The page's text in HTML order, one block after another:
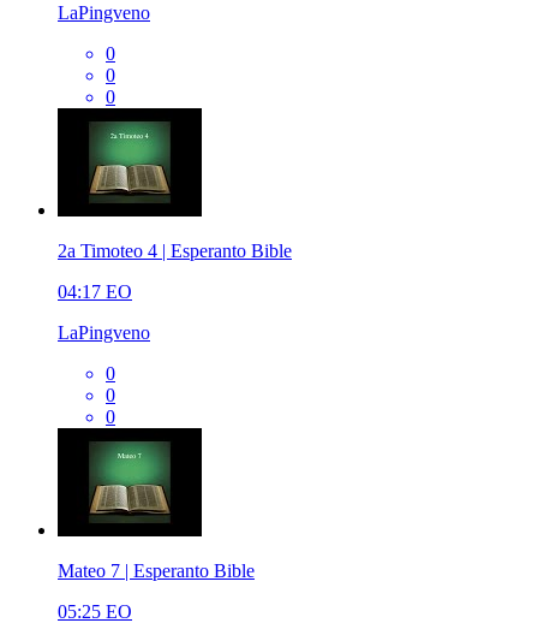
LaPingveno
0
0
0
2a Timoteo 4 | Esperanto Bible
04:17 EO
LaPingveno
0
0
0
Mateo 7 | Esperanto Bible
05:25 EO